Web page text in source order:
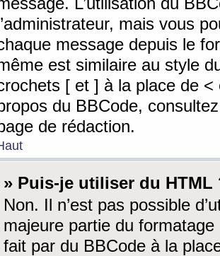
mais vous
message depuis le
est similaire au style
[ et ] à la place de <
du BBCode,
de rédaction.
» Puis-je utiliser du HTML
Non. Il n’est pas possible
majeure partie du
fait par du BBCode à la